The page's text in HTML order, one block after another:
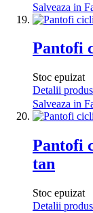
Salveaza in
Pantofi
Stoc epuizat
Detalii produs
Salveaza in
Pantofi
tan
Stoc epuizat
Detalii produs